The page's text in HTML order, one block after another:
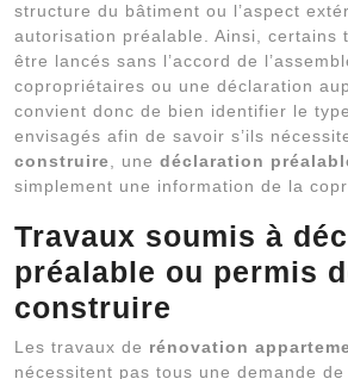
structure du bâtiment ou l’aspect
autorisation préalable. Ainsi, certains
être lancés sans l’accord de
copropriétaires ou une déclaration
convient donc de bien identifier le
envisagés afin de savoir s’ils
construire , une déclaration
simplement une information de la
Travaux soumis à
préalable ou permis
construire
Les travaux de rénovation
nécessitent pas tous une demande